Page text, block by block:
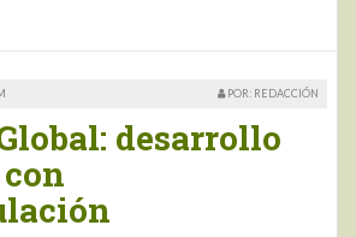
POR: REDACCIÓN
desarrollo